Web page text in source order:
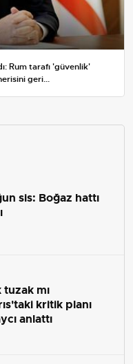
Rum tarafı 'güvenlik'
geri...
sis: Boğaz hattı
mı
kritik planı
anlattı